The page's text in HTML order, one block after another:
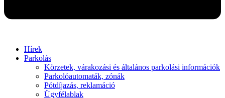
Hírek
Parkolás
Körzetek, várakozási és általános parkolási információk
Parkolóautomaták, zónák
Pótdíjazás, reklamáció
Ügyfélablak